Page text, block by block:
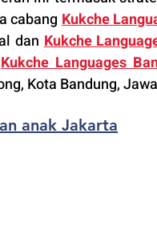
cabang Kukche
dan Kukche
Kukche Languages
Kota Bandung,
anak Jakarta